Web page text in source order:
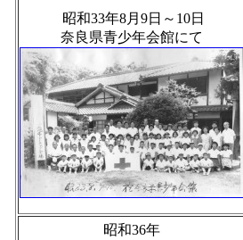
昭和33年8月9日～10日
奈良県青少年会館にて
昭和36年